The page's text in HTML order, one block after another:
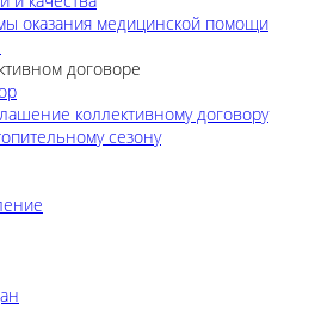
оказания медицинской помощи
договоре
коллективному договору
сезону